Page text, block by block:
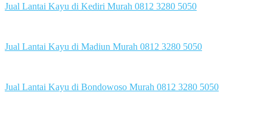
Jual Lantai Kayu di Kediri Murah 0812 3280 5050
Jual Lantai Kayu di Madiun Murah 0812 3280 5050
Jual Lantai Kayu di Bondowoso Murah 0812 3280 5050